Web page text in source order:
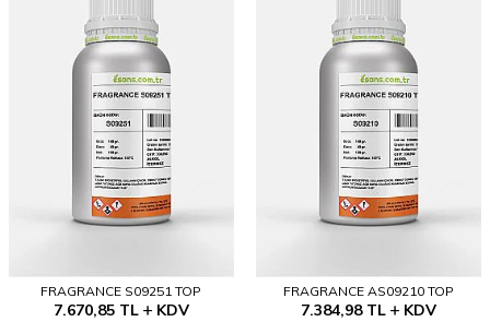
FRAGRANCE S09251 TOP
7.670,85TL KDV
FRAGRANCE AS09210 TOP
7.384,98TL KDV